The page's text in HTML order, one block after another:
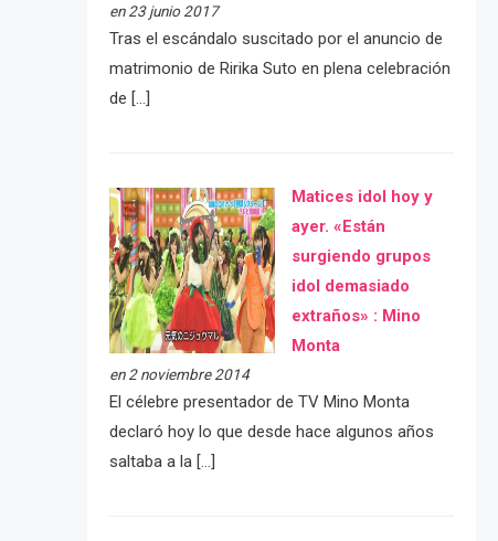
en 23 junio 2017
Tras el escándalo suscitado por el anuncio de
matrimonio de Ririka Suto en plena celebración
de […]
Matices idol hoy y
ayer. «Están
surgiendo grupos
idol demasiado
extraños» : Mino
Monta
en 2 noviembre 2014
El célebre presentador de TV Mino Monta
declaró hoy lo que desde hace algunos años
saltaba a la […]